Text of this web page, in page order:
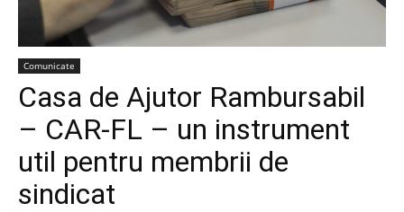
Comunicate
Casa de Ajutor Rambursabil
– CAR-FL – un instrument
util pentru membrii de
sindicat